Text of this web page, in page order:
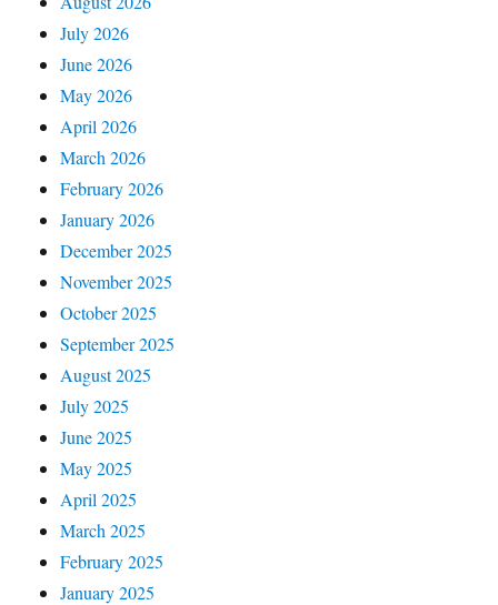
July 2026
June 2026
May 2026
April 2026
March 2026
February 2026
January 2026
December 2025
November 2025
October 2025
September 2025
August 2025
July 2025
June 2025
May 2025
April 2025
March 2025
February 2025
January 2025